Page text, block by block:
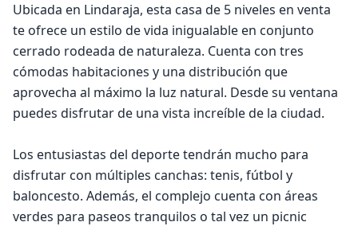
Ubicada en Lindaraja, esta casa de 5 niveles en venta
te ofrece un estilo de vida inigualable en conjunto
cerrado rodeada de naturaleza. Cuenta con tres
cómodas habitaciones y una distribución que
aprovecha al máximo la luz natural. Desde su ventana
puedes disfrutar de una vista increíble de la ciudad.
Los entusiastas del deporte tendrán mucho para
disfrutar con múltiples canchas: tenis, fútbol y
baloncesto. Además, el complejo cuenta con áreas
verdes para paseos tranquilos o tal vez un picnic